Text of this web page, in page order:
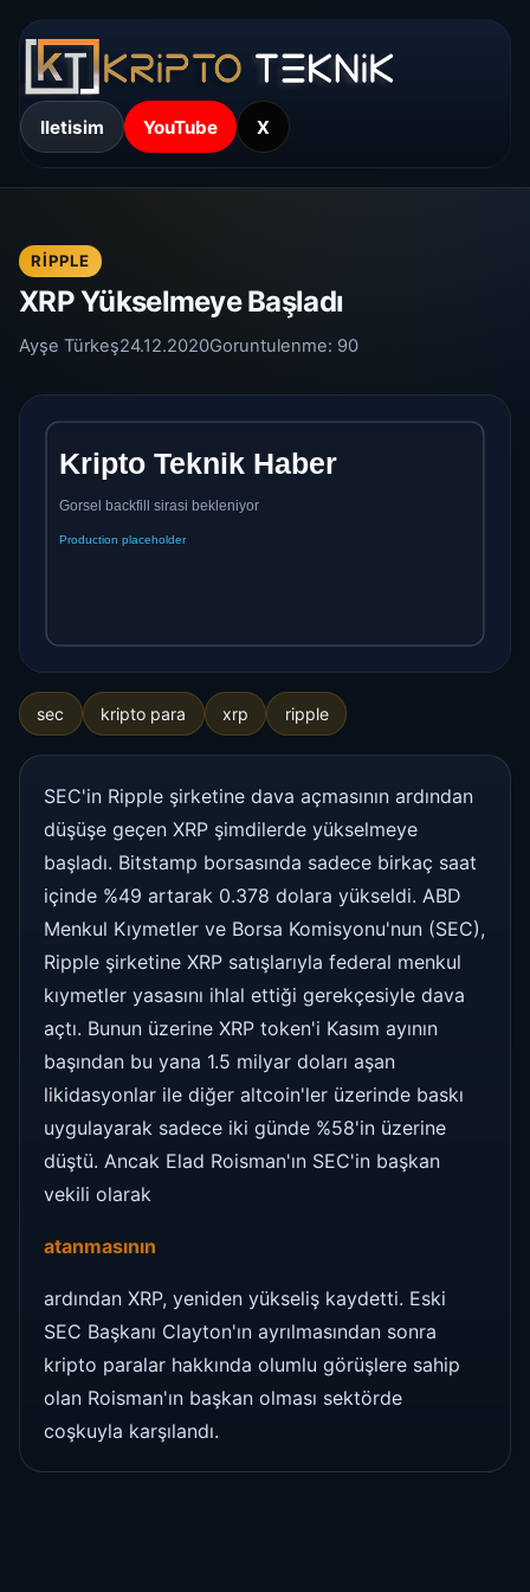
Iletisim YouTube X
RIPPLE
XRP Yükselmeye Başladı
Ayşe Türkeş24.12.2020Goruntulenme: 90
sec kripto para xrp ripple
SEC'in Ripple şirketine dava açmasının ardından
düşüşe geçen XRP şimdilerde yükselmeye
başladı. Bitstamp borsasında sadece birkaç saat
içinde %49 artarak 0.378 dolara yükseldi. ABD
Menkul Kıymetler ve Borsa Komisyonu'nun (SEC),
Ripple şirketine XRP satışlarıyla federal menkul
kıymetler yasasını ihlal ettiği gerekçesiyle dava
açtı. Bunun üzerine XRP token'i Kasım ayının
başından bu yana 1.5 milyar doları aşan
likidasyonlar ile diğer altcoin'ler üzerinde baskı
uygulayarak sadece iki günde %58'in üzerine
düştü. Ancak Elad Roisman'ın SEC'in başkan
vekili olarak
atanmasının
ardından XRP, yeniden yükseliş kaydetti. Eski
SEC Başkanı Clayton'ın ayrılmasından sonra
kripto paralar hakkında olumlu görüşlere sahip
olan Roisman'ın başkan olması sektörde
coşkuyla karşılandı.